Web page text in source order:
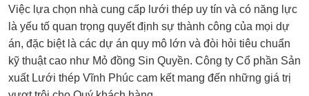
Việc lựa chọn nhà cung cấp lưới thép uy tín và có năng lực
là yếu tố quan trọng quyết định sự thành công của mọi dự
án, đặc biệt là các dự án quy mô lớn và đòi hỏi tiêu chuẩn
kỹ thuật cao như Mỏ đồng Sin Quyền. Công ty Cổ phần Sản
xuất Lưới thép Vĩnh Phúc cam kết mang đến những giá trị